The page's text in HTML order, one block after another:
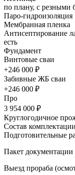
по плану, с резными
Паро-гидроизоляция
Мембранная пленка
Антисептирование
есть
Фундамент
Винтовые сваи
+246 000 ₽
Забивные ЖБ сваи
+246 000 ₽
Про
3 954 000 ₽
Круглогодичное
Состав комплектации
Подготовительные
Пакет документации
Выезд прораба